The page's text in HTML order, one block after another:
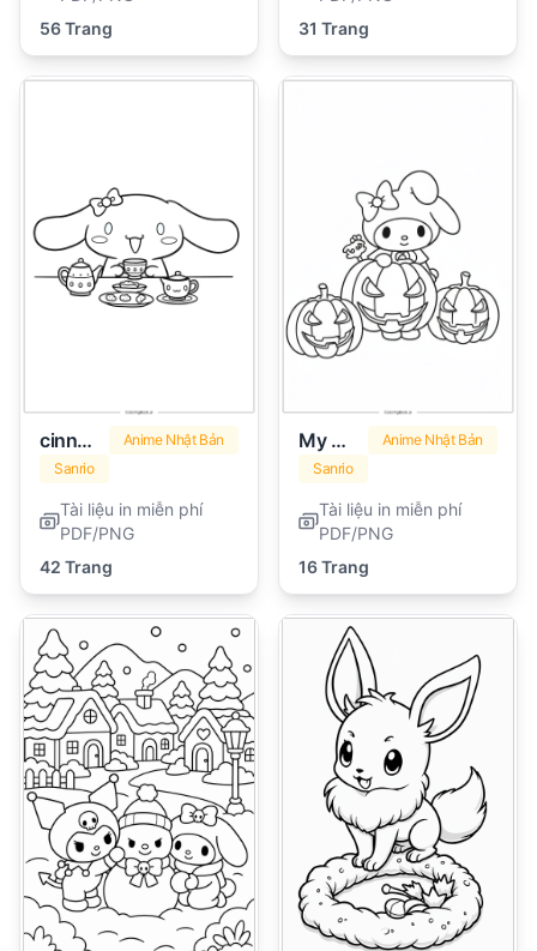
56 Trang
31 Trang
cinnamoroll
Anime Nhật Bản
Sanrio
Tài liệu in miễn phí
PDF/PNG
42 Trang
My Melody
Anime Nhật Bản
Sanrio
Tài liệu in miễn phí
PDF/PNG
16 Trang